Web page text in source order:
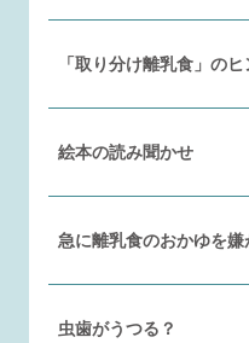
「取り分け離乳食」のヒ
絵本の読み聞かせ
急に離乳食のおかゆを嫌
虫歯がうつる？